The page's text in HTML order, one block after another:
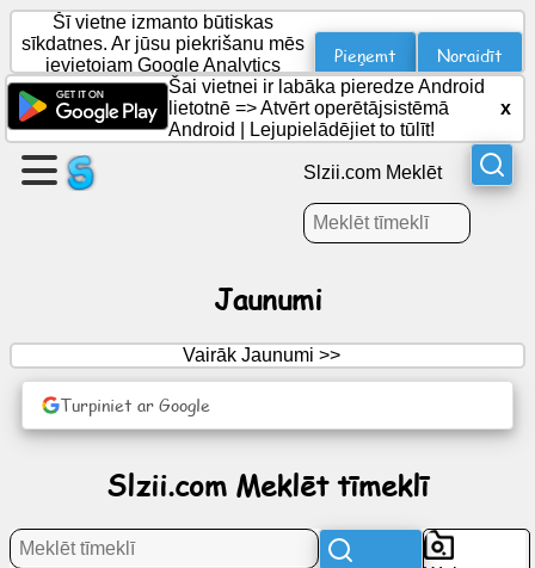
Izveidojiet
lapu
Izveidot
kārtība
tīkls
Šī vietne izmanto būtiskas
sīkdatnes. Ar jūsu piekrišanu mēs
ievietojam Google Analytics
sīkfailus statistikai.
Pieņemt Noraidīt
Šai vietnei ir labāka pieredze Android
lietotnē =>Atvērt operētājsistēmā
Android
Lejupielādējiet to tūlīt!
x
Slzii.com Meklēt
Jaunumi
Vairāk Jaunumi >>
Turpiniet ar Google
Slzii.com Meklēt tīmeklī